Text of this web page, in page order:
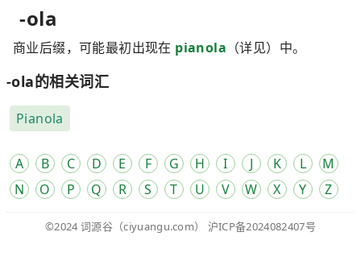
-ola
商业后缀，可能最初出现在 pianola （详见）中。
-ola的相关词汇
Pianola
A B C D E F G H I J K L
M
N
O P Q R S T U V W X Y Z
©2024 词源谷 （ciyuangu.com） 沪ICP备2024082407号